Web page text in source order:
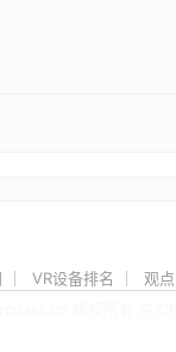
VR设备排名 观点